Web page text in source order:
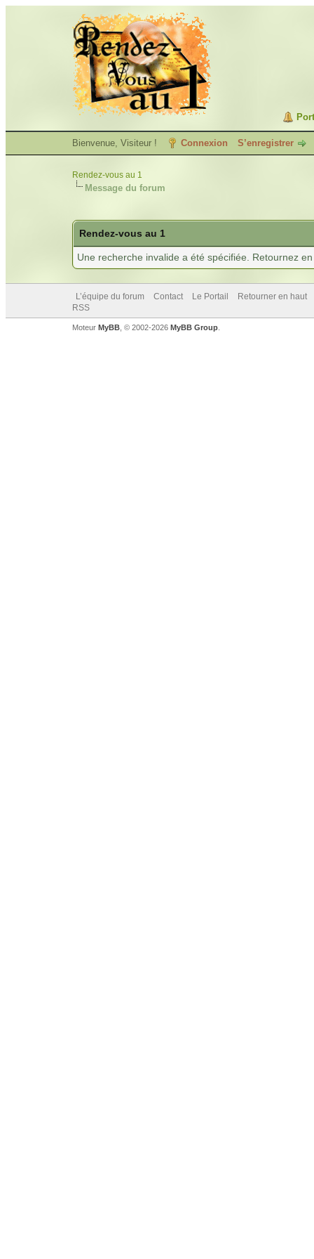
Bienvenue, Visiteur ! Connexion S’enregistrer
Rendez-vous au 1
Message du forum
Rendez-vous au 1
Une recherche invalide a été spécifiée. Retournez
L’équipe du forum Contact Le Portail
Retourner en haut
RSS
Moteur MyBB , © 2002-2026 MyBB Group